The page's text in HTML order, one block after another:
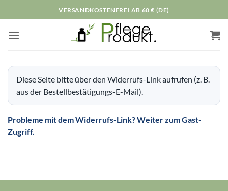
Inhalt
springen
VERSANDKOSTENFREI AB 60 € (DE)
Diese Seite bitte über den Widerrufs-Link aufrufen (z. B.
aus der Bestellbestätigungs-E-Mail).
Probleme mit dem Widerrufs-Link? Weiter zum Gast-
Zugriff.